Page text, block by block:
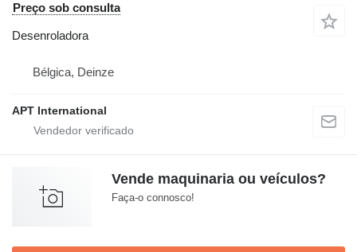
Preço sob consulta
Desenroladora
Bélgica, Deinze
APT International
Vende maquinaria ou veículos?
Faça-o connosco!